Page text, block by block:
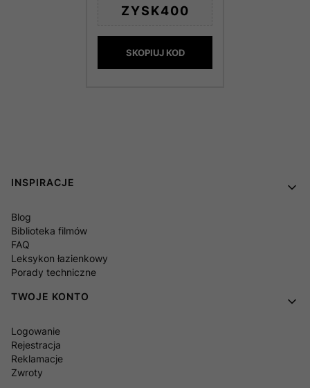
ZYSK400
SKOPIUJ KOD
Linki w stopce
INSPIRACJE
Blog
Biblioteka filmów
FAQ
Leksykon łazienkowy
Porady techniczne
TWOJE KONTO
Logowanie
Rejestracja
Reklamacje
Zwroty